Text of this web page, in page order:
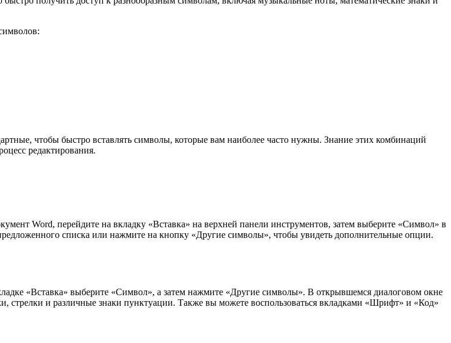
чтобы быстро вставлять символы, которые вам наиболее часто нужны. Знание этих комбинаций
редактирования.
Word, перейдите на вкладку «Вставка» на верхней панели инструментов, затем выберите «Символ» в
списка или нажмите на кнопку «Другие символы», чтобы увидеть дополнительные опции.
«Вставка» выберите «Символ», а затем нажмите «Другие символы». В открывшемся диалоговом окне
стрелки и различные знаки пунктуации. Также вы можете воспользоваться вкладками «Шрифт» и «Код»